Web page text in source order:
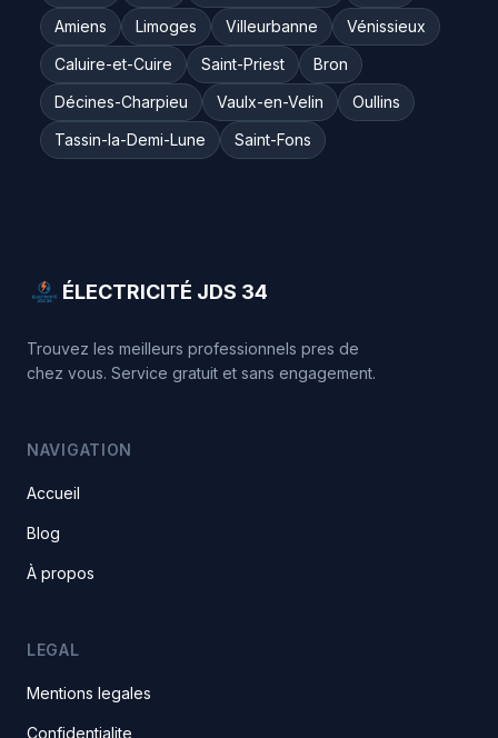
Amiens
Limoges Villeurbanne
Vénissieux
Caluire-et-Cuire
Saint-Priest
Bron
Décines-Charpieu
Vaulx-en-Velin
Oullins
Tassin-la-Demi-Lune
Saint-Fons
ÉLECTRICITÉ JDS 34
Trouvez les meilleurs professionnels pres de
chez vous. Service gratuit et sans engagement.
NAVIGATION
Accueil
Blog
À propos
LEGAL
Mentions legales
Confidentialite